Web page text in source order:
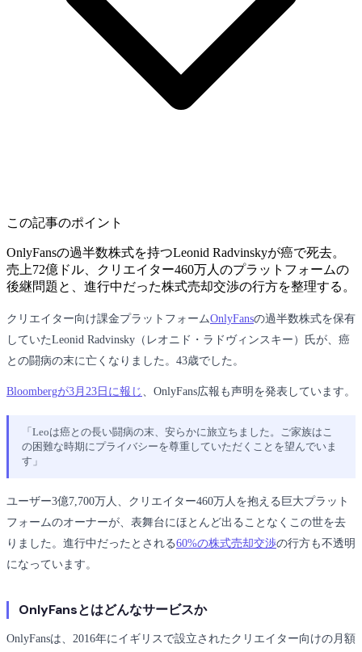
この記事のポイント
OnlyFansの過半数株式を持つLeonid Radvinskyが癌で死去。
売上72億ドル、クリエイター460万人のプラットフォームの
後継問題と、進行中だった株式売却交渉の行方を整理する。
クリエイター向け課金プラットフォームOnlyFansの過半数株式を保有
していたLeonid Radvinsky（レオニド・ラドヴィンスキー）氏が、癌
との闘病の末に亡くなりました。43歳でした。
Bloombergが3月23日に報じ 、OnlyFans広報も声明を発表しています。
「Leoは癌との長い闘病の末、安らかに旅立ちました。ご家族はこ
の困難な時期にプライバシーを尊重していただくことを望んでいま
す」
ユーザー3億7,700万人、クリエイター460万人を抱える巨大プラット
フォームのオーナーが、表舞台にほとんど出ることなくこの世を去
りました。進行中だったとされる60%の株式売却交渉の行方も不透明
になっています。
OnlyFansとはどんなサービスか
OnlyFansは、2016年にイギリスで設立されたクリエイター向けの月額